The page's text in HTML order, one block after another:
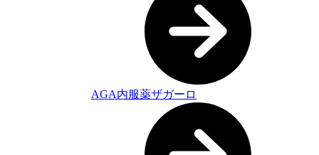
AGA内服薬ザガーロ